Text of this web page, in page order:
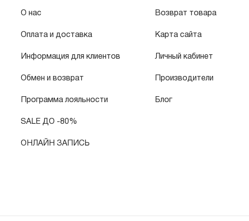
О нас
Оплата и доставка
Информация для клиентов
Обмен и возврат
Программа лояльности
SALE ДО -80%
ОНЛАЙН ЗАПИСЬ
Возврат товара
Карта сайта
Личный кабинет
Производители
Блог